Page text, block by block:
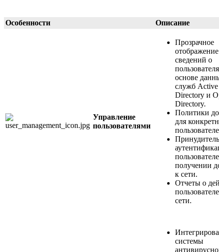
Особенности Описание
Управление
пользователями
Прозрачное
отображение
сведений о
основе
служб Active
Directory и
Directory.
Политики
для
получении
к сети.
Отчеты о
сети.
системы